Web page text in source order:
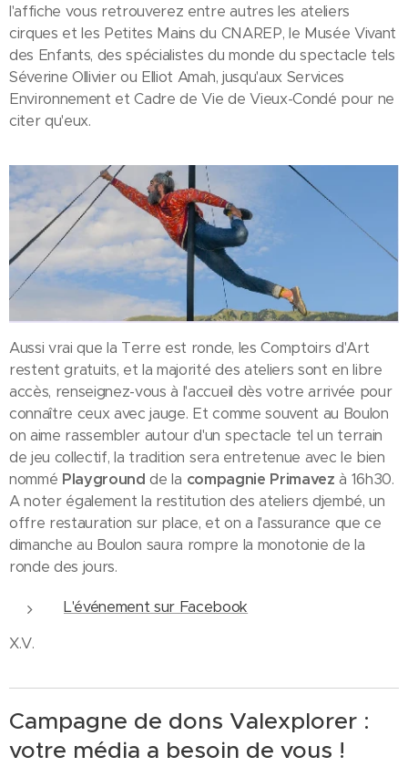
l'affiche vous retrouverez entre autres les ateliers
cirques et les Petites Mains du CNAREP, le Musée Vivant
des Enfants, des spécialistes du monde du spectacle tels
Séverine Ollivier ou Elliot Amah, jusqu'aux Services
Environnement et Cadre de Vie de Vieux-Condé pour ne
citer qu'eux.
Aussi vrai que la Terre est ronde, les Comptoirs d'Art
restent gratuits, et la majorité des ateliers sont en libre
accès, renseignez-vous à l'accueil dès votre arrivée pour
connaître ceux avec jauge. Et comme souvent au Boulon
on aime rassembler autour d'un spectacle tel un terrain
de jeu collectif, la tradition sera entretenue avec le bien
nommé Playground de la compagnie Primavez à 16h30.
A noter également la restitution des ateliers djembé, un
offre restauration sur place, et on a l'assurance que ce
dimanche au Boulon saura rompre la monotonie de la
ronde des jours.
L'événement sur Facebook
X.V.
Campagne de dons Valexplorer :
votre média a besoin de vous !